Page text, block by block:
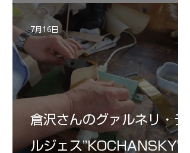
倉沢さんのグァルネリ・デ
ルジェス”KOCHANSKY"制
7月16日